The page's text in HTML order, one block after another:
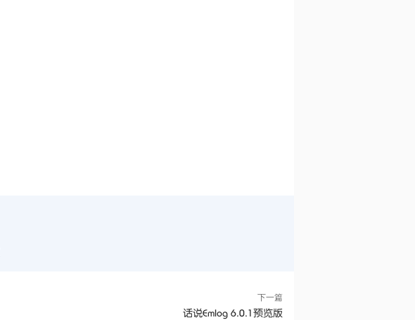
下一篇
话说Emlog 6.0.1预览版